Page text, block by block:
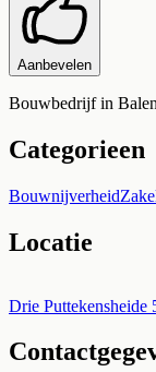
Aanbevelen
Bouwbedrijf in Balen
Categorieen
Bouwnijverheid
Locatie
+
−
Drie Puttekensheide